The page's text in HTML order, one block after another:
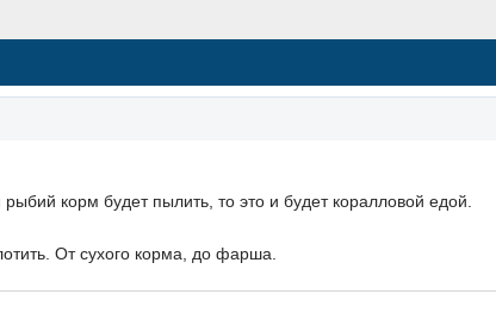
корм будет пылить, то это и будет коралловой едой.
От сухого корма, до фарша.